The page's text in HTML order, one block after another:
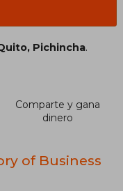
Pichincha.
Comparte y gana
dinero
of Business